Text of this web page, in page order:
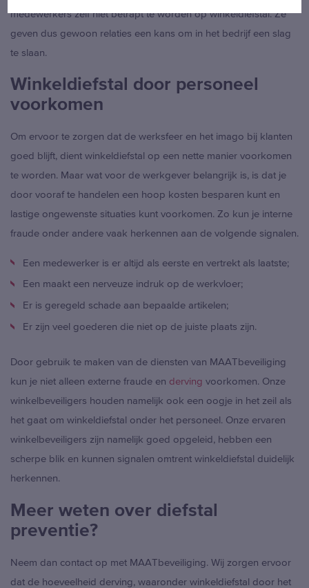
medewerkers zelf niet betrapt te worden op winkeldiefstal. Ze
geven dus gewoon relaties een kans om in het bedrijf een slag
te slaan.
Winkeldiefstal door personeel
voorkomen
Om ervoor te zorgen dat de werksfeer en het imago bij klanten
goed blijft, dient winkeldiefstal op een nette manier voorkomen
te worden. Maar wat voor de werkgever belangrijk is, is dat je
door vooraf te handelen een hoop kosten besparen kunt en
lastige ongewenste situaties kunt voorkomen. Zo kun je interne
fraude onder andere vaak herkennen aan de volgende signalen.
Een medewerker is er altijd als eerste en vertrekt als laatste;
Een maakt een nerveuze indruk op de werkvloer;
Er is geregeld schade aan bepaalde artikelen;
Er zijn veel goederen die niet op de juiste plaats zijn.
Door gebruik te maken van de diensten van MAATbeveiliging
kun je niet alleen externe fraude en derving voorkomen. Onze
winkelbeveiligers houden namelijk ook een oogje in het zeil als
het gaat om winkeldiefstal onder het personeel. Onze ervaren
winkelbeveiligers zijn namelijk goed opgeleid, hebben een
scherpe blik en kunnen signalen omtrent winkeldiefstal duidelijk
herkennen.
Meer weten over diefstal
preventie?
Neem dan contact op met MAATbeveiliging. Wij zorgen ervoor
dat de hoeveelheid derving, waaronder winkeldiefstal door het